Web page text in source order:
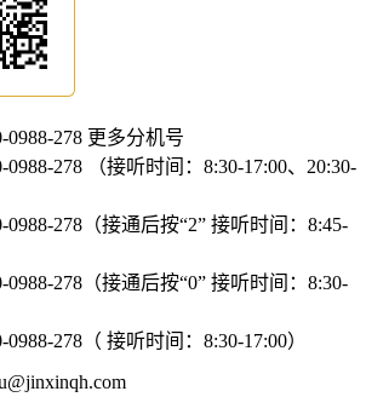
0988-278 更多分机号
0988-278 （接听时间：8:30-17:00、20:30-
0988-278（接通后按“2” 接听时间：8:45-
0988-278（接通后按“0” 接听时间：8:30-
0988-278（ 接听时间：8:30-17:00）